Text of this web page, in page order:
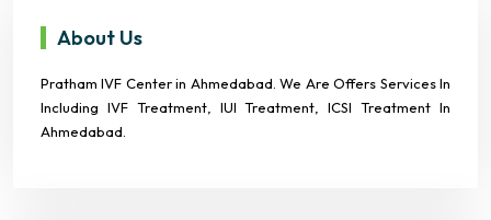
About Us
Pratham IVF Center in Ahmedabad. We Are Offers Services In
Including IVF Treatment, IUI Treatment, ICSI Treatment In
Ahmedabad.